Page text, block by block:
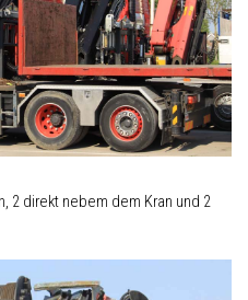
2 direkt nebem dem Kran und 2